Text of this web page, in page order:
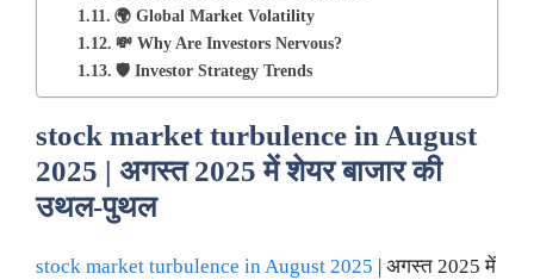
🌍 Global Market Volatility
💸 Why Are Investors Nervous?
🛡️ Investor Strategy Trends
stock market turbulence in August
2025 | अगस्त 2025 में शेयर बाजार की
उथल-पुथल
stock market turbulence in August 2025 | अगस्त 2025 में